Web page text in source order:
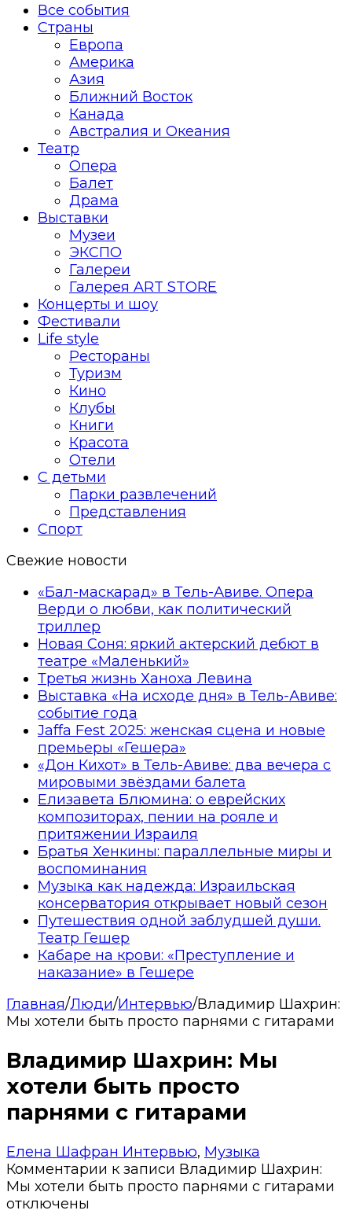
Все события
Страны
Европа
Америка
Азия
Ближний Восток
Канада
Австралия и Океания
Театр
Опера
Балет
Драма
Выставки
Музеи
ЭКСПО
Галереи
Галерея ART STORE
Концерты и шоу
Фестивали
Life style
Рестораны
Туризм
Кино
Клубы
Книги
Красота
Отели
С детьми
Парки развлечений
Представления
Спорт
Свежие новости
«Бал-маскарад» в Тель-Авиве. Опера
Верди о любви, как политический
триллер
Новая Соня: яркий актерский дебют в
театре «Маленький»
Третья жизнь Ханоха Левина
Выставка «На исходе дня» в Тель-Авиве:
событие года
Jaffa Fest 2025: женская сцена и новые
премьеры «Гешера»
«Дон Кихот» в Тель-Авиве: два вечера с
мировыми звёздами балета
Елизавета Блюмина: о еврейских
композиторах, пении на рояле и
притяжении Израиля
Братья Хенкины: параллельные миры и
воспоминания
Музыка как надежда: Израильская
консерватория открывает новый сезон
Путешествия одной заблудшей души.
Театр Гешер
Кабаре на крови: «Преступление и
наказание» в Гешере
Главная/Люди/Интервью/Владимир Шахрин:
Мы хотели быть просто парнями с гитарами
Владимир Шахрин: Мы
хотели быть просто
парнями с гитарами
Елена Шафран Интервью, Музыка
Комментарии к записи Владимир Шахрин:
Мы хотели быть просто парнями с гитарами
отключены